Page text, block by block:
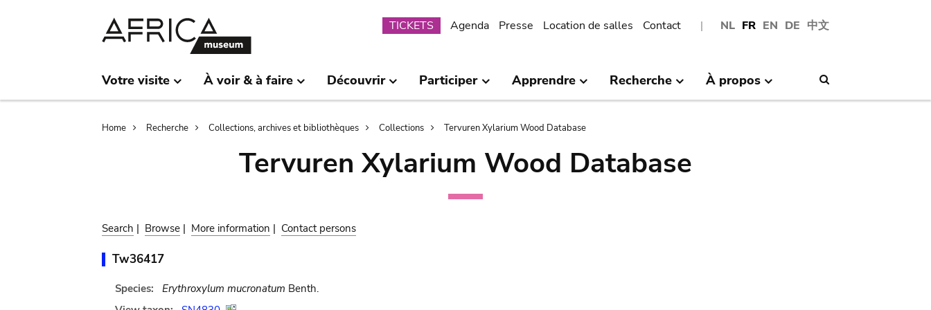
NL FR EN DE 中文
Submenu
TICKETS Agenda Presse Location de salles Contact
Votre visite À voir & à faire Découvrir Participer Apprendre Recherche À propos
Breadcrumb
Home Recherche Collections, archives et bibliothèques Collections Tervuren Xylarium Wood Database
Tervuren Xylarium Wood Database
Search | Browse | More information | Contact persons
Tw36417
Species: Erythroxylum mucronatum Benth.